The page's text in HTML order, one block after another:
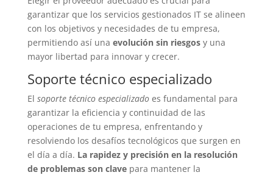
garantizar que los servicios gestionados IT se alineen
con los objetivos y necesidades de tu empresa,
permitiendo así una evolución sin riesgosy una
mayor libertad para innovar y crecer.
Soporte técnico especializado
El soporte técnico especializadoes fundamental para
garantizar la eficiencia y continuidad de las
operaciones de tu empresa, enfrentando y
resolviendo los desafíos tecnológicos que surgen en
el día a día. La rapidez y precisión en la resolución
de problemas son clavepara mantener la